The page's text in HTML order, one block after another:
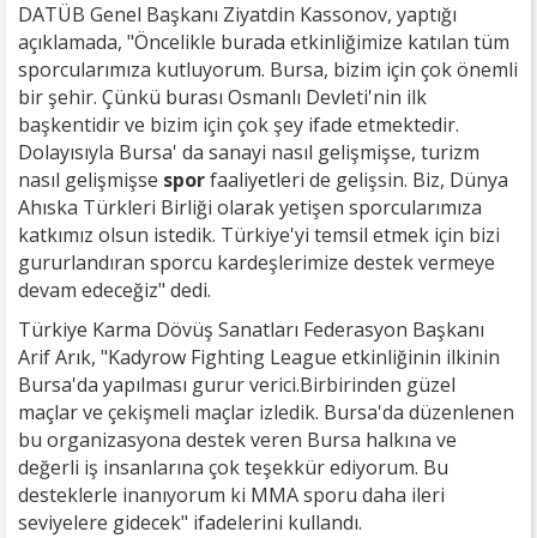
DATÜB Genel Başkanı Ziyatdin Kassonov, yaptığı
açıklamada, "Öncelikle burada etkinliğimize katılan tüm
sporcularımıza kutluyorum. Bursa, bizim için çok önemli
bir şehir. Çünkü burası Osmanlı Devleti'nin ilk
başkentidir ve bizim için çok şey ifade etmektedir.
Dolayısıyla Bursa' da sanayi nasıl gelişmişse, turizm
nasıl gelişmişse sporfaaliyetleri de gelişsin. Biz, Dünya
Ahıska Türkleri Birliği olarak yetişen sporcularımıza
katkımız olsun istedik. Türkiye'yi temsil etmek için bizi
gururlandıran sporcu kardeşlerimize destek vermeye
devam edeceğiz" dedi.
Türkiye Karma Dövüş Sanatları Federasyon Başkanı
Arif Arık, "Kadyrow Fighting League etkinliğinin ilkinin
Bursa'da yapılması gurur verici.Birbirinden güzel
maçlar ve çekişmeli maçlar izledik. Bursa'da düzenlenen
bu organizasyona destek veren Bursa halkına ve
değerli iş insanlarına çok teşekkür ediyorum. Bu
desteklerle inanıyorum ki MMA sporu daha ileri
seviyelere gidecek" ifadelerini kullandı.